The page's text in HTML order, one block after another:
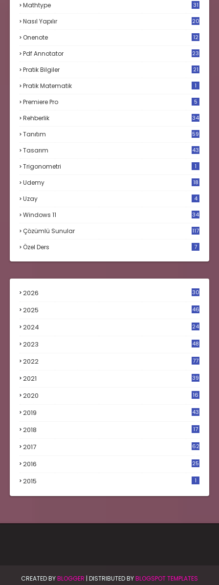
Mathtype 31
Nasıl Yapılır 20
Onenote 12
Pdf Annotator 23
Pratik Bilgiler 21
Pratik Matematik 1
Premiere Pro 5
Rehberlik 34
Tanıtım 59
Tasarım 43
Trigonometri 1
Udemy 18
Uzay 4
Windows 11 34
Çözümlü Sunular 117
Özel Ders 7
2026 30
2025 46
2024 24
2023
48
2022 77
2021 39
2020
16
2019
43
2018
17
2017
62
2016
25
2015 1
CREATED BYBLOGGER | DISTRIBUTED BYBLOGSPOT TEMPLATES